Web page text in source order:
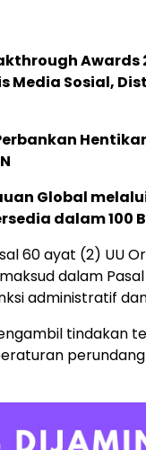
Awards
Media Sosial,
Global melalui
dalam 100
60 ayat (2) UU
dalam
administratif
tindakan